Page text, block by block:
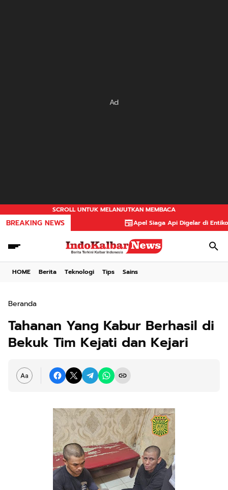
Ad
SCROLL UNTUK MELANJUTKAN MEMBACA
BREAKING NEWS Apel Siaga Api Digelar di Entikong,
HOME Berita Teknologi Tips Sains
Beranda
Tahanan Yang Kabur Berhasil di
Bekuk Tim Kejati dan Kejari